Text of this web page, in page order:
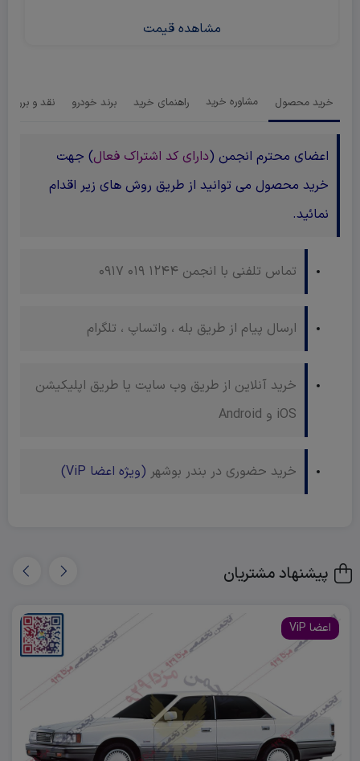
مشاهده قیمت
خرید محصول مشاوره خرید راهنمای خرید برند خودرو نقد و بررسی‌
اعضای محترم انجمن (دارای کد اشتراک فعال) جهت
خرید محصول می توانید از طریق روش های زیر اقدام
نمائید.
تماس تلفنی با انجمن 1244 019 0917
ارسال پیام از طریق بله ، واتساپ ، تلگرام
خرید آنلاین از طریق وب سایت یا طریق اپلیکیشن
iOS و Android
خرید حضوری در بندر بوشهر (ویژه اعضا ViP)
پیشنهاد مشتریان
اعضا ViP